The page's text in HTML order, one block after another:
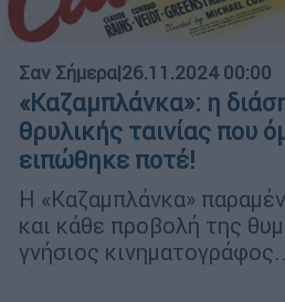
Σαν Σήμερα|26.11.2024 00:00
«Καζαμπλάνκα»: η
θρυλικής ταινίας που
ειπώθηκε ποτέ!
Η «Καζαμπλάνκα»
και κάθε προβολή της
γνήσιος